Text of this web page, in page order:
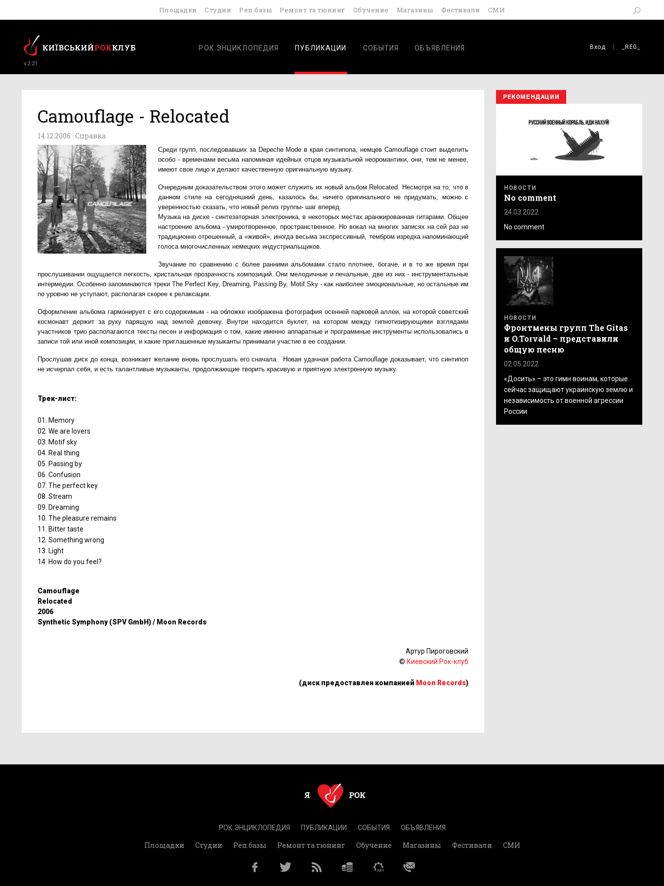
Площадки Студии Реп.базы Ремонт та тюнинг Обучение Магазины Фестивали СМИ
v.2.21
РОК.ЭНЦИКЛОПЕДИЯ ПУБЛИКАЦИИ СОБЫТИЯ ОБЪЯВЛЕНИЯ Вход _REG_
Camouflage - Relocated
14.12.2006 · Справка
Среди групп, последовавших за Depeche Mode в края синтипопа, немцев Camouflage стоит выделить
особо - временами весьма напоминая идейных отцов музыкальной неоромантики, они, тем не менее,
имеют свое лицо и делают качественную оригинальную музыку.
Очередным доказательством этого может служить их новый альбом Relocated. Несмотря на то, что в
данном стиле на сегодняшний день, казалось бы, ничего оригинального не придумать, можно с
уверенностью сказать, что новый релиз группы- шаг вперед.
Музыка на диске - синтезаторная электроника, в некоторых местах аранжированная гитарами. Общее
настроение альбома - умиротворенное, пространственное. Но вокал на многих записях на сей раз не
традиционно отрешенный, а «живой», иногда весьма экспрессивный, тембром изредка напоминающий
голоса многочисленных немецких индустриальщиков.
Звучание по сравнению с более ранними альбомами стало плотнее, богаче, и в то же время при
прослушивании ощущается легкость, кристальная прозрачность композиций. Они мелодичные и печальные, две из них - инструментальные
интермедии. Особенно запоминаются треки The Perfect Key, Dreaming, Passing By, Motif Sky - как наиболее эмоциональные, но остальные им
по уровню не уступают, располагая скорее к релаксации.
Оформление альбома гармонирует с его содержимым - на обложке изображена фотография осенней парковой аллеи, на которой советский
космонавт держит за руку парящую над землей девочку. Внутри находится буклет, на котором между гипнотизирующими взглядами
участников трио располагаются тексты песен и информация о том, какие именно аппаратные и программные инструменты использовались в
записи той или иной композиции, и какие приглашенные музыканты принимали участие в ее создании.
Прослушав диск до конца, возникает желание вновь прослушать его сначала. Новая удачная работа Camouflage доказывает, что синтипоп
не исчерпал себя, и есть талантливые музыканты, продолжающие творить красивую и приятную электронную музыку.
Трек-лист:
01. Memory
02. We are lovers
03. Motif sky
04. Real thing
05. Passing by
06. Confusion
07. The perfect key
08. Stream
09. Dreaming
10. The pleasure remains
11. Bitter taste
12. Something wrong
13. Light
14. How do you feel?
Camouflage
Relocated
2006
Synthetic Symphony (SPV GmbH) / Moon Records
Артур Пироговский
© Киевский Рок-клуб
(диск предоставлен компанией Moon Records)
РЕКОМЕНДАЦИИ
НОВОСТИ
No comment
24.03.2022
No comment
НОВОСТИ
Фронтмены групп The Gitas
и O.Torvald – представили
общую песню
02.05.2022
«Досить» – это гимн воинам, которые
сейчас защищают украинскую землю и
независимость от военной агрессии
России
РОК.ЭНЦИКЛОПЕДИЯ ПУБЛИКАЦИИ СОБЫТИЯ ОБЪЯВЛЕНИЯ
Площадки Студии Реп.базы Ремонт та тюнинг Обучение Магазины Фестивали СМИ